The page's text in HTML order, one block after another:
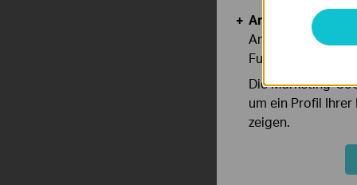
Analyse- und
Analyse-Cookies
Funktionsweise
Die Marketing-
um ein Profil Ihrer
zeigen.